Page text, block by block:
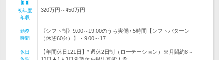
初年度
年収
320万円～450万円
勤務
時間
《シフト制》9:00～19:00のうち実働7.5時間【シフトパターン
（休憩60分）】・9:00～17…
休日
休暇
【年間休日121日】* 週休2日制（ローテーション）※月間約8～